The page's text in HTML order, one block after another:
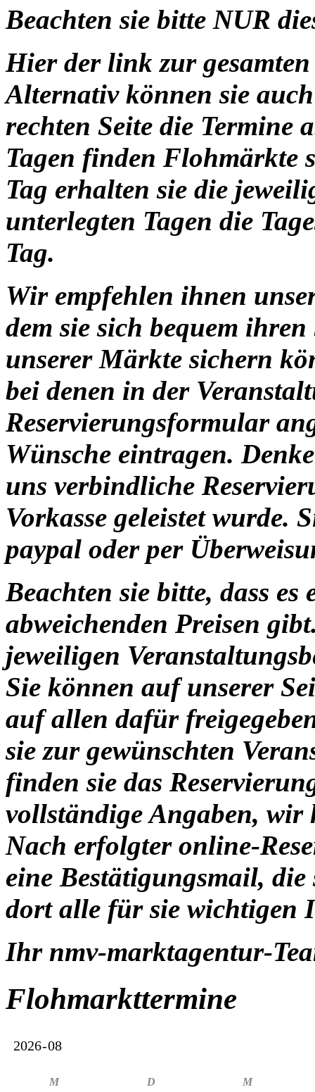
Beachten sie bitte NUR
Hier der link zur
Alternativ können sie
rechten Seite die Termine
Tagen finden Flohmärkte
Tag erhalten sie die
unterlegten Tagen die
Tag.
Wir empfehlen ihnen
dem sie sich bequem
unserer Märkte sichern
bei denen in der
Reservierungsformular
Wünsche eintragen.
uns verbindliche
Vorkasse geleistet wurde.
paypal oder per
Beachten sie bitte, dass
abweichenden Preisen
jeweiligen
Sie können auf unserer
auf allen dafür
sie zur gewünschten
finden sie das
vollständige Angaben, wir
Nach erfolgter online-
eine Bestätigungsmail, die
dort alle für sie wichtigen
Ihr nmv-marktagentur-
Flohmarkttermine
M D M